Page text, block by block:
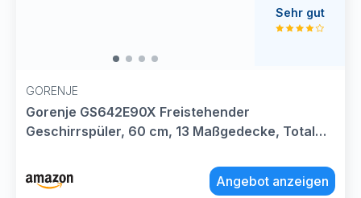
GORENJE
Gorenje GS642E90X Freistehender
Geschirrspüler, 60 cm, 13 Maßgedecke, Total
Hygiene Programm, SpeedWash Funktion,
Selbstreinigung, UltraClean Besteckkorb
Sehr gut
Angebot anzeigen